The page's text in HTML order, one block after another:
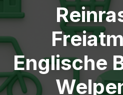
Englische